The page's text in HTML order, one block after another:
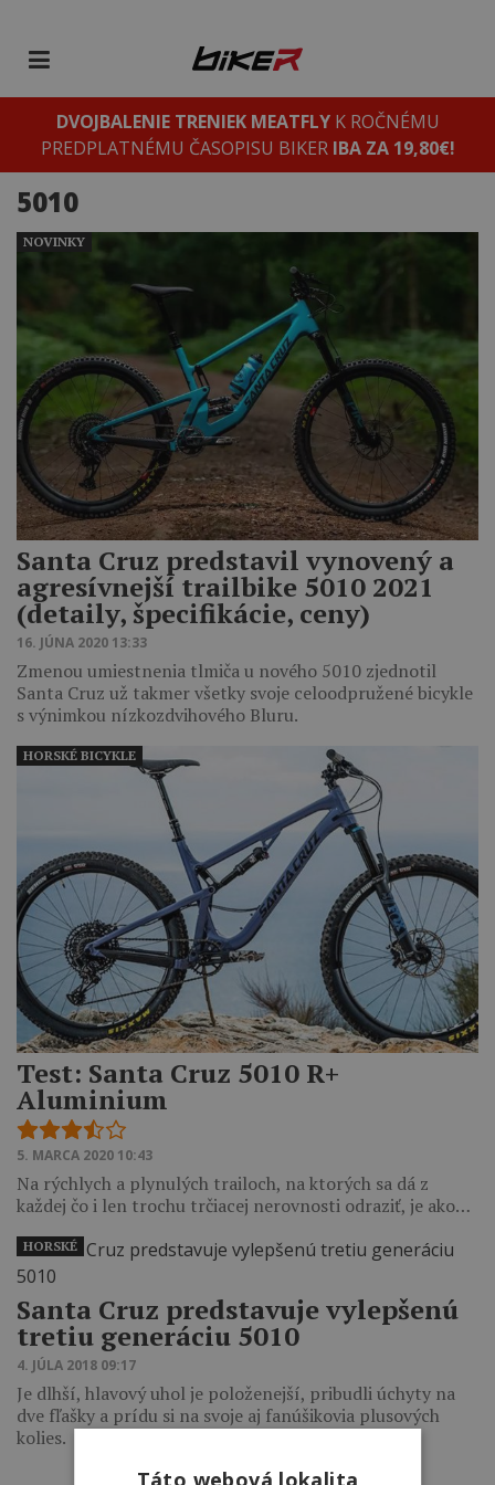
DVOJBALENIE TRENIEK MEATFLYK ROČNÉMU
PREDPLATNÉMU ČASOPISU BIKER IBA ZA 19,80€!
5010
Santa Cruz predstavil vynovený a
agresívnejší trailbike 5010 2021
(detaily, špecifikácie, ceny)
16. JÚNA 2020 13:33
Zmenou umiestnenia tlmiča u nového 5010 zjednotil
Santa Cruz už takmer všetky svoje celoodpružené bicykle
s výnimkou nízkozdvihového Bluru.
NOVINKY
Test: Santa Cruz 5010 R+
Aluminium
5. MARCA 2020 10:43
Na rýchlych a plynulých trailoch, na ktorých sa dá z
každej čo i len trochu trčiacej nerovnosti odraziť, je ako…
HORSKÉ BICYKLE
Santa Cruz predstavuje vylepšenú
tretiu generáciu 5010
4. JÚLA 2018 09:17
Je dlhší, hlavový uhol je položenejší, pribudli úchyty na
dve fľašky a prídu si na svoje aj fanúšikovia plusových
kolies.
HORSKÉ
Táto webová lokalita